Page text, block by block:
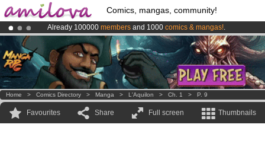
Comics, mangas, community!
Already 100000 members and 1000 comics & mangas!.
Premium membership from3.95 eurosper month !Get membership
AmilovaKickstarter is now LIVE!.
Home > Comics Directory > Manga > L'Aquilon > Ch. 1 > P. 9
Favourites Share Full screen Thumbnails